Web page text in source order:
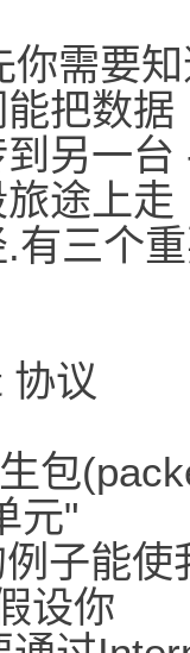
你需要
把数据
另一
途上走
有三个
协议
包
元"
子能
设你